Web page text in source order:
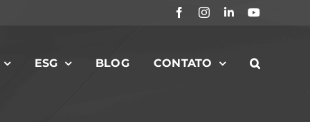
FacebookInstagram
LinkedInYouTube
ESG BLOG CONTATO